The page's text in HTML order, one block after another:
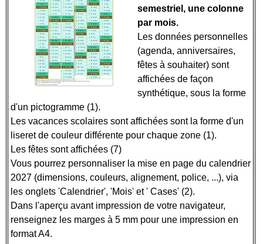
semestriel, une colonne
par mois.
Les données personnelles
(agenda, anniversaires,
fêtes à souhaiter) sont
affichées de façon
synthétique, sous la forme
d'un pictogramme (1).
Les vacances scolaires sont affichées sont la forme d'un
liseret de couleur différente pour chaque zone (1).
Les fêtes sont affichées (7)
Vous pourrez personnaliser la mise en page du calendrier
2027 (dimensions, couleurs, alignement, police, ...), via
les onglets 'Calendrier', 'Mois' et ' Cases' (2).
Dans l'aperçu avant impression de votre navigateur,
renseignez les marges à 5 mm pour une impression en
format A4.